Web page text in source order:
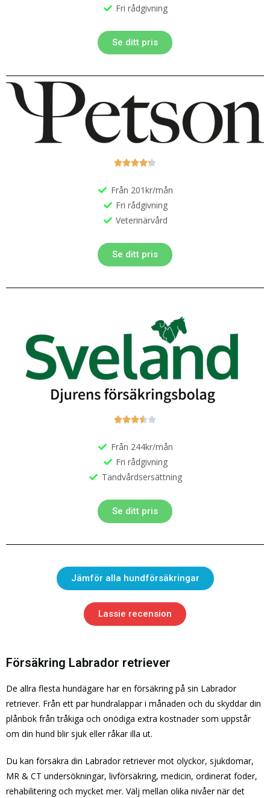
Fri rådgivning
Se ditt pris

Från 201kr/mån
Fri rådgivning
Veterinärvård
Se ditt pris

Från 244kr/mån
Fri rådgivning
Tandvårdsersättning
Se ditt pris
Jämför alla hundförsäkringar
Lassie recension
Försäkring Labrador retriever
De allra flesta hundägare har en försäkring på sin Labrador
retriever. Från ett par hundralappar i månaden och du skyddar din
plånbok från tråkiga och onödiga extra kostnader som uppstår
om din hund blir sjuk eller råkar illa ut.
Du kan försäkra din Labrador retriever mot olyckor, sjukdomar,
MR & CT undersökningar, livförsäkring, medicin, ordinerat foder,
rehabilitering och mycket mer. Välj mellan olika nivåer när det